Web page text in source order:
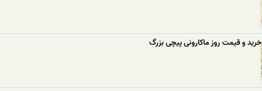
خرید و قیمت روز ماکارونی پیچی بزرگ